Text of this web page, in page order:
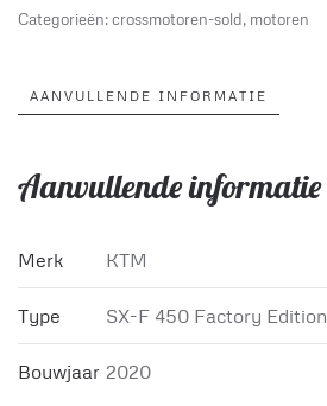
Categorieën:crossmotoren-sold, motoren
AANVULLENDE INFORMATIE
Aanvullende informatie
Merk KTM
Type SX-F 450 Factory Edition
Bouwjaar 2020